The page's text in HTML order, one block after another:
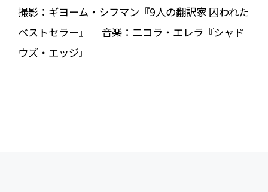
撮影：ギヨーム・シフマン『9人の翻訳家 囚われた
ベストセラー』 音楽：二コラ・エレラ『シャド
ウズ・エッジ』